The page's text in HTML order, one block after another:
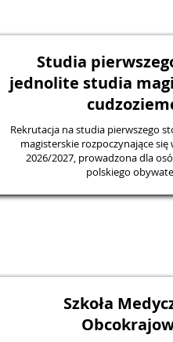
Studia
jednolite studia
Rekrutacja na studia pierwszego
magisterskie rozpoczynające
2026/2027, prowadzona dla
polskiego
Szkoła